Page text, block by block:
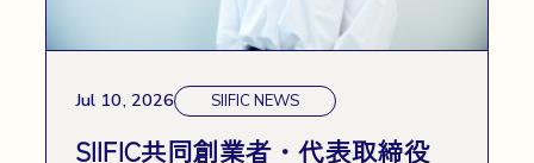
Jul 10, 2026 SIIFIC NEWS
SIIFIC共同創業者・代表取締役